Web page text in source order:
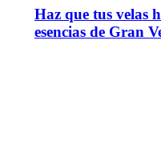
Haz que tus velas
esencias de Gran